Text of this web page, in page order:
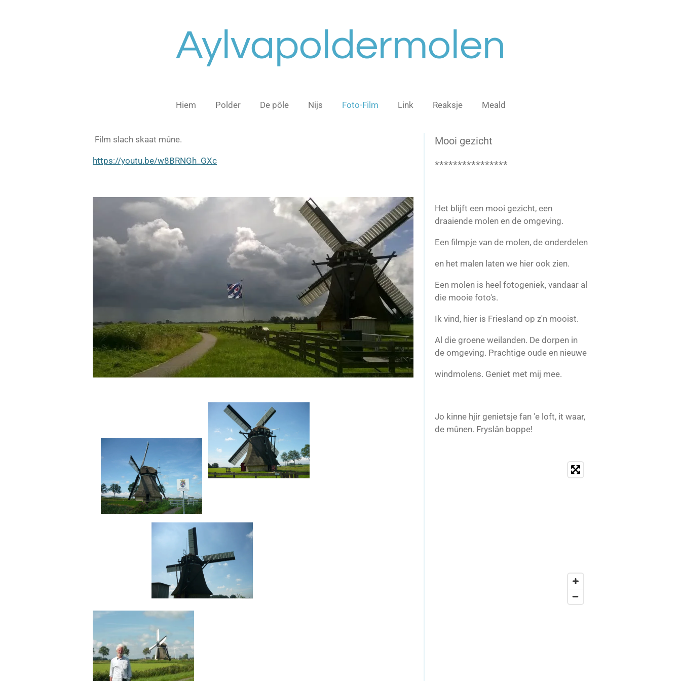
Aylvapoldermolen
Hiem Polder De pôle Nijs Foto-Film Link Reaksje Meald
Film slach skaat mûne.
https://youtu.be/w8BRNGh_GXc
Mooi gezicht
****************
Het blijft een mooi gezicht, een
draaiende molen en de omgeving.
Een filmpje van de molen, de onderdelen
en het malen laten we hier ook zien.
Een molen is heel fotogeniek, vandaar al
die mooie foto's.
Ik vind, hier is Friesland op z'n mooist.
Al die groene weilanden. De dorpen in
de omgeving. Prachtige oude en nieuwe
windmolens. Geniet met mij mee.
Jo kinne hjir genietsje fan 'e loft, it waar,
de mûnen. Fryslân boppe!